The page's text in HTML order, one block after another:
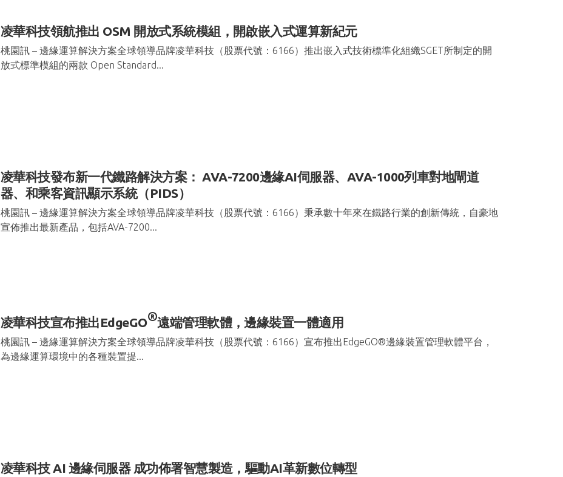
凌華科技領航推出 OSM 開放式系統模組，開啟嵌入式運算新紀元
桃園訊 – 邊緣運算解決方案全球領導品牌凌華科技（股票代號：6166）推出嵌入式技術標準化組織SGET所制定的開
放式標準模組的兩款 Open Standard...
凌華科技發布新一代鐵路解決方案： AVA-7200邊緣AI伺服器、AVA-1000列車對地閘道
器、和乘客資訊顯示系統（PIDS）
桃園訊 – 邊緣運算解決方案全球領導品牌凌華科技（股票代號：6166）秉承數十年來在鐵路行業的創新傳統，自豪地
宣佈推出最新產品，包括AVA-7200...
凌華科技宣布推出EdgeGO®遠端管理軟體，邊緣裝置一體適用
桃園訊 – 邊緣運算解決方案全球領導品牌凌華科技（股票代號：6166）宣布推出EdgeGO®邊緣裝置管理軟體平台，
為邊緣運算環境中的各種裝置提...
凌華科技 AI 邊緣伺服器 成功佈署智慧製造，驅動AI革新數位轉型